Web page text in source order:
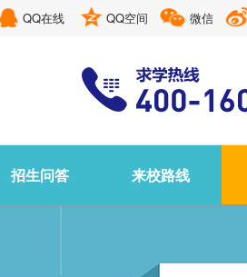
QQ在线 QQ空间 微信
招生问答 来校路线